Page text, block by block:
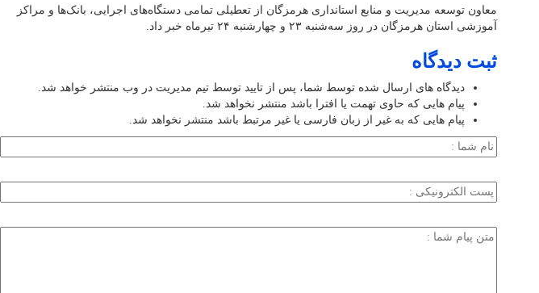
معاون توسعه مدیریت و منابع استانداری هرمزگان از تعطیلی تمامی دستگاه‌های اجرایی، بانک‌ها و مراکز
آموزشی استان هرمزگان در روز سه‌شنبه ۲۳ و چهارشنبه ۲۴ تیرماه خبر داد.
ثبت دیدگاه
دیدگاه های ارسال شده توسط شما، پس از تایید توسط تیم مدیریت در وب منتشر خواهد شد.
پیام هایی که حاوی تهمت یا افترا باشد منتشر نخواهد شد.
پیام هایی که به غیر از زبان فارسی یا غیر مرتبط باشد منتشر نخواهد شد.